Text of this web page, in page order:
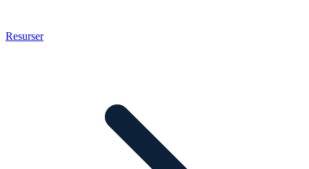
Resurser